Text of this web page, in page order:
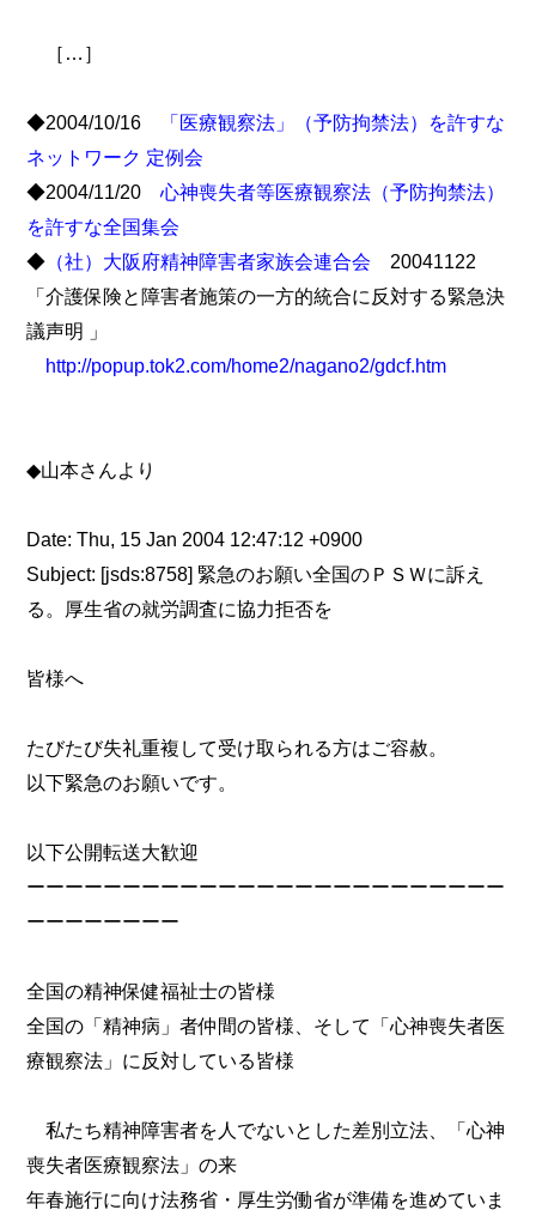
［…］
◆2004/10/16
「医療観察法」（予防拘禁法）を許すな
ネットワーク 定例会
◆2004/11/20心神喪失者等医療観察法（予防拘禁法）
を許すな全国集会
◆ （社）大阪府精神障害者家族会連合会 20041122
「介護保険と障害者施策の一方的統合に反対する緊急決
議声明 」
http://popup.tok2.com/home2/nagano2/gdcf.htm
◆山本さんより
Date: Thu, 15 Jan 2004 12:47:12 +0900
Subject: [jsds:8758] 緊急のお願い全国のＰＳＷに訴え
る。厚生省の就労調査に協力拒否を
皆様へ
たびたび失礼重複して受け取られる方はご容赦。
以下緊急のお願いです。
以下公開転送大歓迎
ーーーーーーーーーーーーーーーーーーーーーーーーー
ーーーーーーーー
全国の精神保健福祉士の皆様
全国の「精神病」者仲間の皆様、そして「心神喪失者医
療観察法」に反対している皆様
私たち精神障害者を人でないとした差別立法、「心神
喪失者医療観察法」の来
年春施行に向け法務省・厚生労働省が準備を進めていま